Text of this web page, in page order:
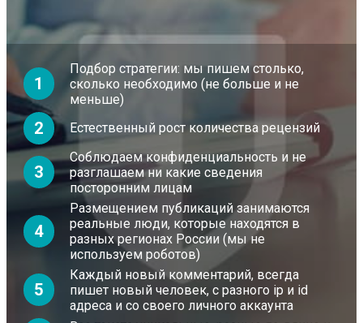
1
Подбор стратегии: мы пишем столько,
сколько необходимо (не больше и не
меньше)
2 Естественный рост количества рецензий
3
Соблюдаем конфиденциальность и не
разглашаем ни какие сведения
посторонним лицам
4
Размещением публикаций занимаются
реальные люди, которые находятся в
разных регионах России (мы не
используем роботов)
5
Каждый новый комментарий, всегда
пишет новый человек, с разного ip и id
адреса и со своего личного аккаунта